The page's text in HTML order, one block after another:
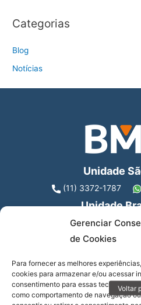
Gerenciar
de Cookies
Para fornecer as melhores
cookies para armazenar e/ou acessar
consentimento para essas tecnologias
como comportamento de navegação
Categorias
Blog
Notícias
Unidade
(11) 3372-1787
Unidade
(61)
Av. Francisco
Água Branca, São